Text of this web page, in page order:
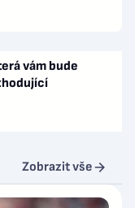
vám bude
Zobrazit vše